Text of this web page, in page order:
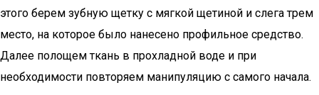
этого берем зубную щетку с мягкой щетиной и слега трем
место, на которое было нанесено профильное средство.
Далее полощем ткань в прохладной воде и при
необходимости повторяем манипуляцию с самого начала.